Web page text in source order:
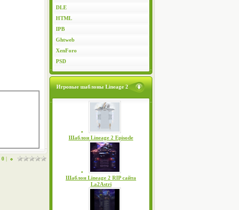
DLE
HTML
IPB
Ghtweb
XenForo
PSD
Игровые шаблоны Lineage 2
Шаблон Lineage 2 Episode
Шаблон Lineage 2 RIP сайта
La2Astri
0 |